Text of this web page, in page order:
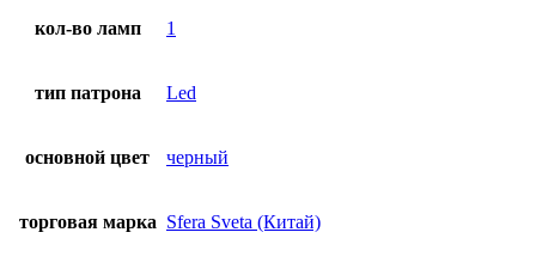
кол-во ламп 1
тип патрона Led
основной цвет черный
торговая марка Sfera Sveta (Китай)